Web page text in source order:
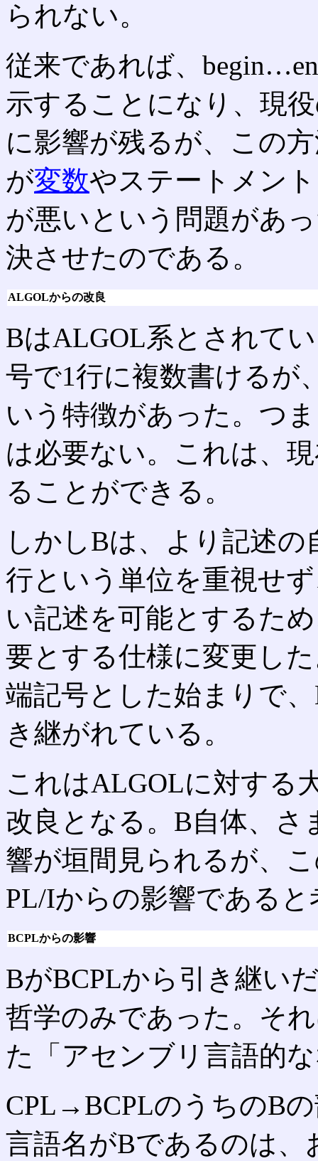
られない。
従来であれば、
示することになり、現
に影響が残るが、この
が変数やステートメン
が悪いという問題があ
決させたのである。
ALGOLからの改良
BはALGOL系とされて
号で1行に複数書けるが
いう特徴があった。つ
は必要ない。これは、
ることができる。
しかしBは、より記述
行という単位を重視せ
い記述を可能とするた
要とする仕様に変更し
端記号とした始まりで
き継がれている。
これはALGOLに対する
改良となる。B自体、さ
響が垣間見られるが、
PL/Iからの影響である
BCPLからの影響
BがBCPLから引き継い
哲学のみであった。そ
た「アセンブリ言語的
CPL→BCPLのうちのB
言語名がBであるのは